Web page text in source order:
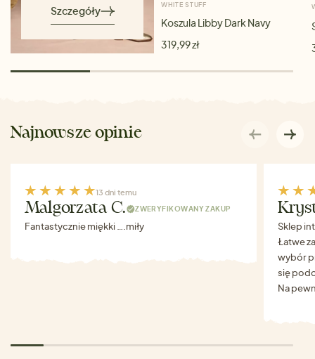
Szczegóły WHITE STUFF
Koszula Libby Dark Navy
319,99 zł
Najnowsze opinie
13 dni temu
Malgorzata C. ZWERYFIKOWANY ZAKUP
Fantastycznie miękki ….miły
Sklep
Łatwe
wybór
się
Na